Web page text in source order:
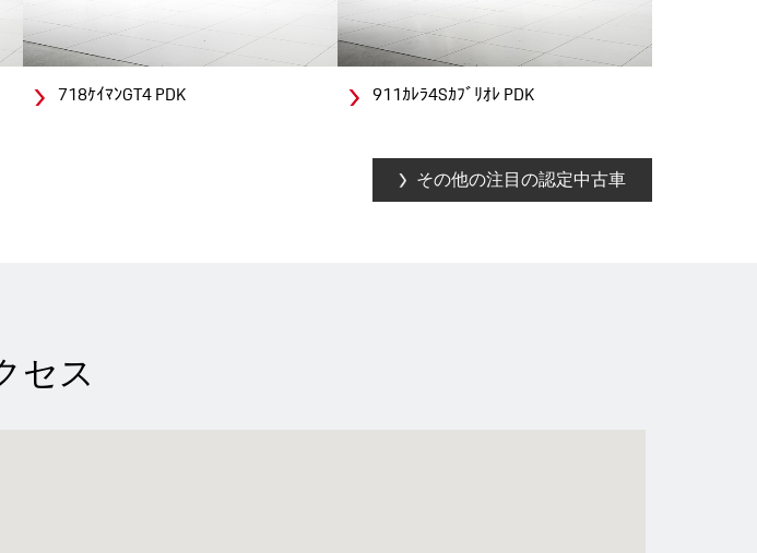
718ｹｲﾏﾝGT4 PDK 911ｶﾚﾗ4Sｶﾌﾞﾘｵﾚ PDK
その他の注目の認定中古車
セス